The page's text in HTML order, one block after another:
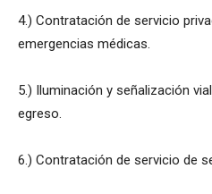
4.) Contratación de servicio
emergencias médicas.
5.) Iluminación y señalización
egreso.
6.) Contratación de servicio de